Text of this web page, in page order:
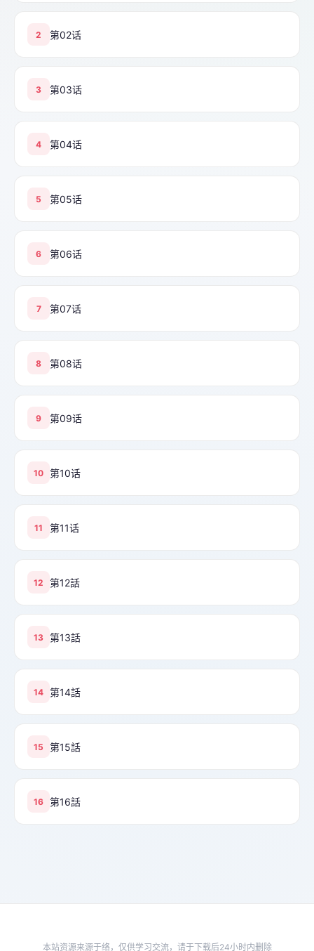
2 第02话
3 第03话
4 第04话
5 第05话
6 第06话
7 第07话
8 第08话
9 第09话
10 第10话
11 第11话
12 第12話
13 第13話
14 第14話
15 第15話
16 第16話
本站资源来源于络，仅供学习交流，请于下载后24小时内删除